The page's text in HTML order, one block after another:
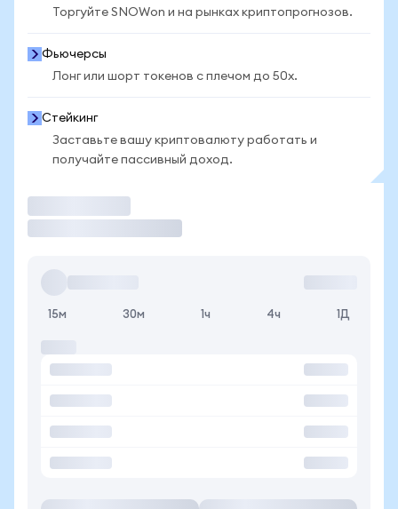
Торгуйте SNOWon и на рынках криптопрогнозов.
Фьючерсы
Лонг или шорт токенов с плечом до 50x.
Стейкинг
Заставьте вашу криптовалюту работать и
получайте пассивный доход.
15м 30м 1ч 4ч 1Д